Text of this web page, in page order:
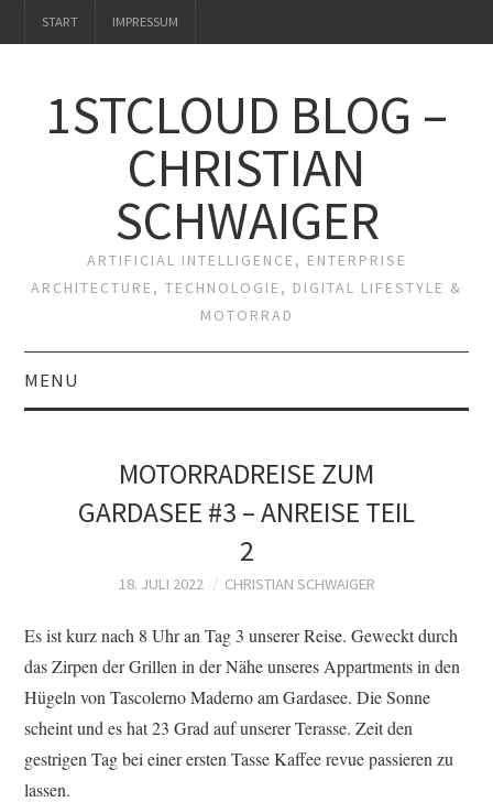
START IMPRESSUM
1STCLOUD BLOG –
CHRISTIAN
SCHWAIGER
ARTIFICIAL INTELLIGENCE, ENTERPRISE
ARCHITECTURE, TECHNOLOGIE, DIGITAL LIFESTYLE &
MOTORRAD
MENU
IMPRESSUMMOTORRADREISE ZUM
GARDASEE #3 – ANREISE TEIL
2
18. JULI 2022 CHRISTIAN SCHWAIGER
Es ist kurz nach 8 Uhr an Tag 3 unserer Reise. Geweckt durch
das Zirpen der Grillen in der Nähe unseres Appartments in den
Hügeln von Tascolerno Maderno am Gardasee. Die Sonne
scheint und es hat 23 Grad auf unserer Terasse. Zeit den
gestrigen Tag bei einer ersten Tasse Kaffee revue passieren zu
lassen.